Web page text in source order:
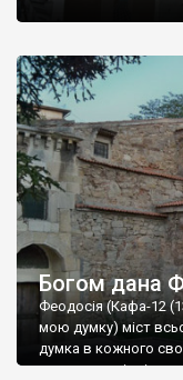
Богом дана
Феодосія (Кафа-12
мою думку) міст
думка в кожного
запрошую відвідати